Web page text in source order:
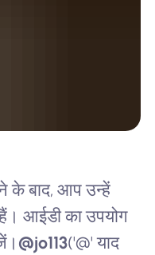
के बाद, आप उन्हें
आईडी का उपयोग
@jo113('@' याद